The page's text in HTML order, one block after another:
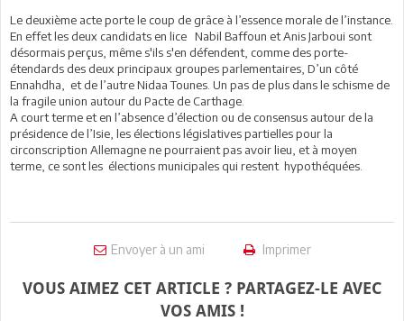
Le deuxième acte porte le coup de grâce à l’essence morale de l’instance.
En effet les deux candidats en lice Nabil Baffoun et Anis Jarboui sont
désormais perçus, même s'ils s'en défendent, comme des porte-
étendards des deux principaux groupes parlementaires, D’un côté
Ennahdha, et de l’autre Nidaa Tounes. Un pas de plus dans le schisme de
la fragile union autour du Pacte de Carthage.
A court terme et en l’absence d’élection ou de consensus autour de la
présidence de l’Isie, les élections législatives partielles pour la
circonscription Allemagne ne pourraient pas avoir lieu, et à moyen
terme, ce sont les élections municipales qui restent hypothéquées.
Envoyer à un ami Imprimer
VOUS AIMEZ CET ARTICLE ? PARTAGEZ-LE AVEC
VOS AMIS !